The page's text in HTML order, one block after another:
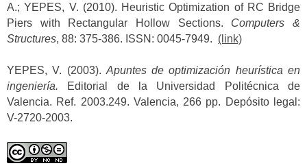
A.; YEPES, V. (2010). Heuristic Optimization of RC Bridge
Piers with Rectangular Hollow Sections. Computers &
Structures, 88: 375-386. ISSN: 0045-7949. (link)
YEPES, V. (2003). Apuntes de optimización heurística en
ingeniería. Editorial de la Universidad Politécnica de
Valencia. Ref. 2003.249. Valencia, 266 pp. Depósito legal:
V-2720-2003.